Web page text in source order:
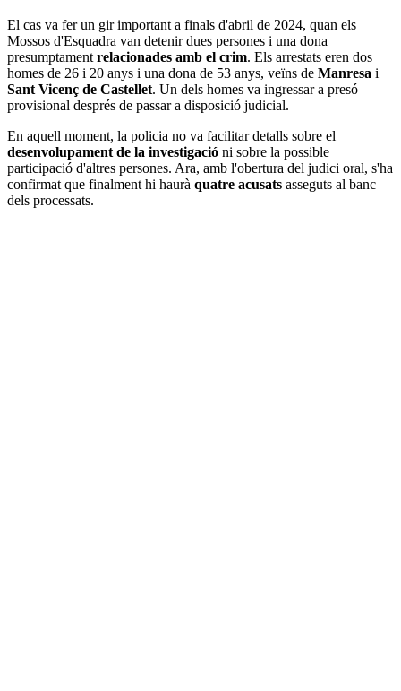
El cas va fer un gir important a finals d'abril de 2024, quan els
Mossos d'Esquadra van detenir dues persones i una dona
presumptament relacionades amb el crim. Els arrestats eren dos
homes de 26 i 20 anys i una dona de 53 anys, veïns de Manresa i
Sant Vicenç de Castellet. Un dels homes va ingressar a presó
provisional després de passar a disposició judicial.
En aquell moment, la policia no va facilitar detalls sobre el
desenvolupament de la investigació ni sobre la possible
participació d'altres persones. Ara, amb l'obertura del judici oral, s'ha
confirmat que finalment hi haurà quatre acusats asseguts al banc
dels processats.